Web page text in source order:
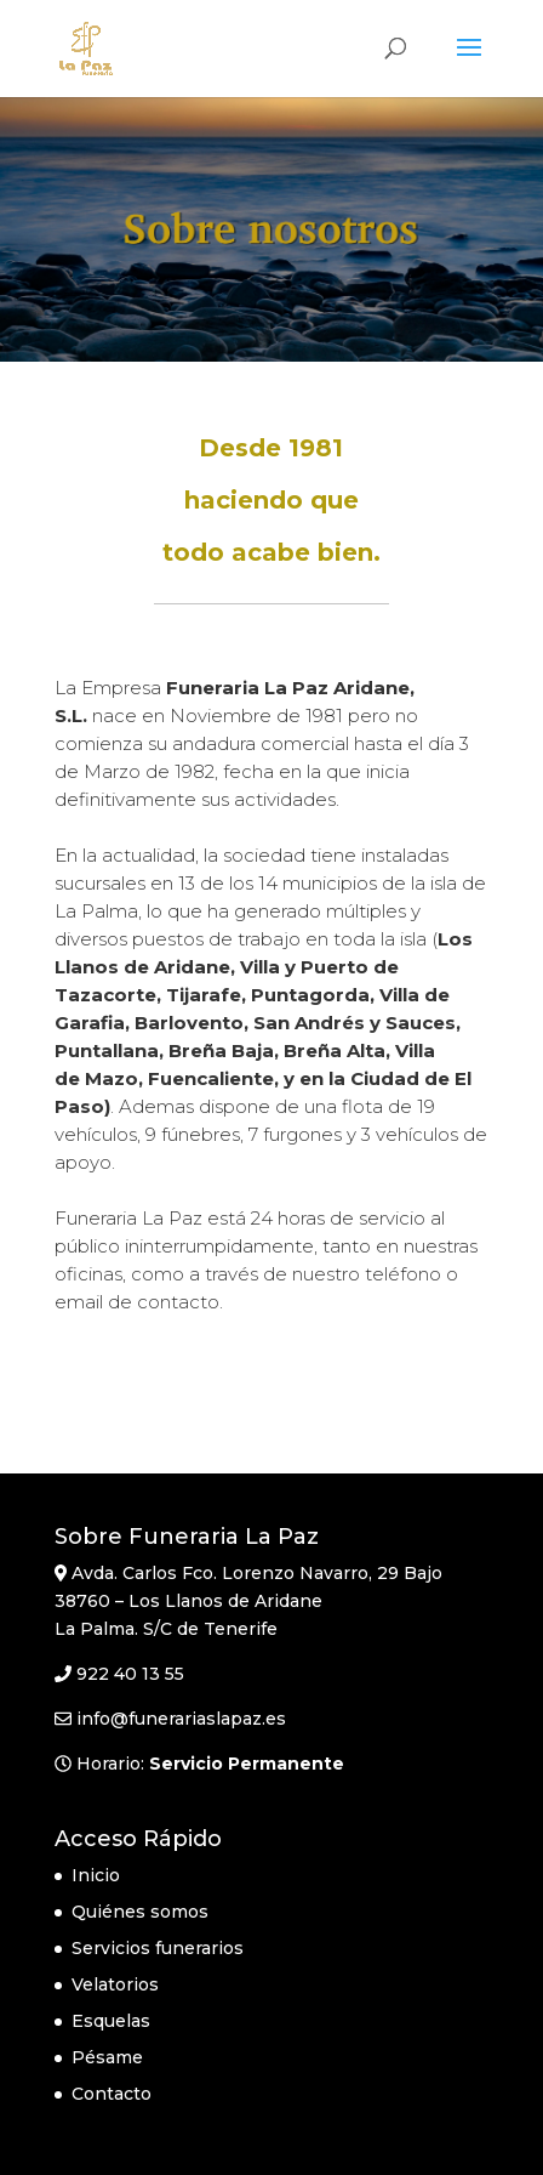
Desde 1981
haciendo que
todo acabe bien.
La Empresa Funeraria La Paz Aridane,
S.L.nace en Noviembre de 1981 pero no
comienza su andadura comercial hasta el día 3
de Marzo de 1982, fecha en la que inicia
definitivamente sus actividades.
En la actualidad, la sociedad tiene instaladas
sucursales en 13 de los 14 municipios de la isla de
La Palma, lo que ha generado múltiples y
diversos puestos de trabajo en toda la isla (Los
Llanos de Aridane, Villa y Puerto de
Tazacorte, Tijarafe, Puntagorda, Villa de
Garafia, Barlovento, San Andrés y Sauces,
Puntallana, Breña Baja, Breña Alta, Villa
de Mazo, Fuencaliente, y en la Ciudad de El
Paso). Ademas dispone de una flota de 19
vehículos, 9 fúnebres, 7 furgones y 3 vehículos de
apoyo.
Funeraria La Paz está 24 horas de servicio al
público ininterrumpidamente, tanto en nuestras
oficinas, como a través de nuestro teléfono o
email de contacto.
Sobre Funeraria La Paz
Avda. Carlos Fco. Lorenzo Navarro, 29 Bajo
38760 – Los Llanos de Aridane
La Palma. S/C de Tenerife
922 40 13 55
info@funerariaslapaz.es
Horario: Servicio Permanente
Acceso Rápido
Inicio
Quiénes somos
Servicios funerarios
Velatorios
Esquelas
Pésame
Contacto